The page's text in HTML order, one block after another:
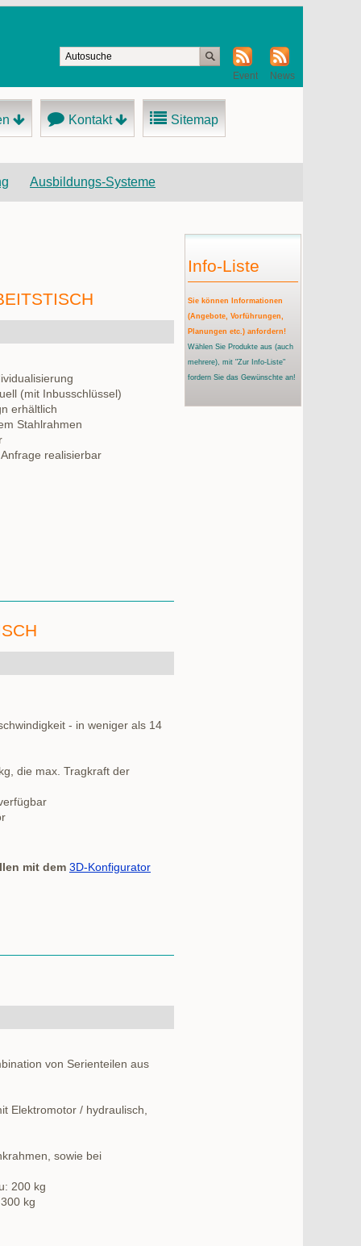
News
Event
Kontakt Sitemap
Ausbildungs-Systeme
(mit Inbusschlüssel)
erhältlich
Stahlrahmen
realisierbar
- in weniger als 14
die max. Tragkraft der
dem 3D-Konfigurator
von Serienteilen aus
Elektromotor / hydraulisch,
sowie bei
200 kg
kg
Info-Liste
Sie können Informationen
(Angebote, Vorführungen,
Planungen etc.) anfordern!
Wählen Sie Produkte aus (auch
mehrere), mit "Zur Info-Liste"
fordern Sie das Gewünschte an!